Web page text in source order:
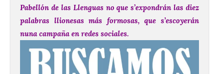
Pabellón de las Llenguas no que s’expondrán las diez
palabras llionesas más formosas, que s’escoyerán
nuna campaña en redes sociales.